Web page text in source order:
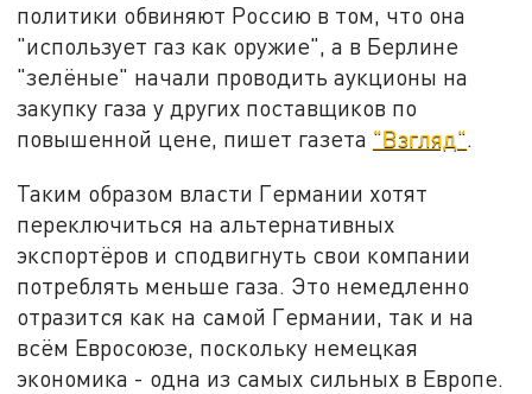
политики обвиняют Россию в том, что она
"использует газ как оружие", а в Берлине
"зелёные" начали проводить аукционы на
закупку газа у других поставщиков по
повышенной цене, пишет газета "Взгляд".
Таким образом власти Германии хотят
переключиться на альтернативных
экспортёров и сподвигнуть свои компании
потреблять меньше газа. Это немедленно
отразится как на самой Германии, так и на
всём Евросоюзе, поскольку немецкая
экономика - одна из самых сильных в Европе.